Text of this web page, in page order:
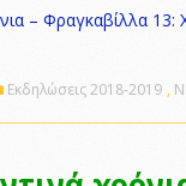
– Φραγκαβίλλα 13:
Εκδηλώσεις 2018-2019 ,